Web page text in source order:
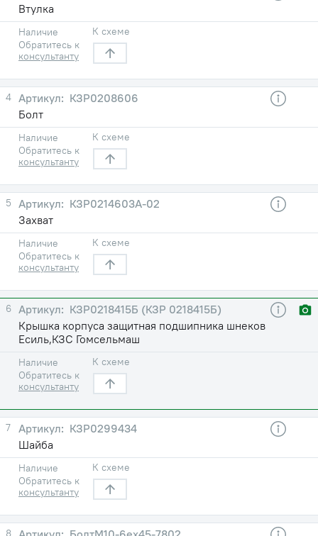
Втулка
Наличие
Обратитесь к
консультанту
К схеме
4
КЗР0208606
Болт
Наличие
Обратитесь к
консультанту
К схеме
5
КЗР0214603А-02
Захват
Наличие
Обратитесь к
консультанту
К схеме
6
КЗР0218415Б (КЗР 0218415Б)
Крышка корпуса защитная подшипника шнеков
Есиль,КЗС Гомсельмаш
Наличие
Обратитесь к
консультанту
К схеме
7
КЗР0299434
Шайба
Наличие
Обратитесь к
консультанту
К схеме
8